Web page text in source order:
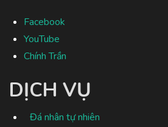
Facebook
YouTube
Chính Trần
DỊCH VỤ
Đá nhân tự nhiên